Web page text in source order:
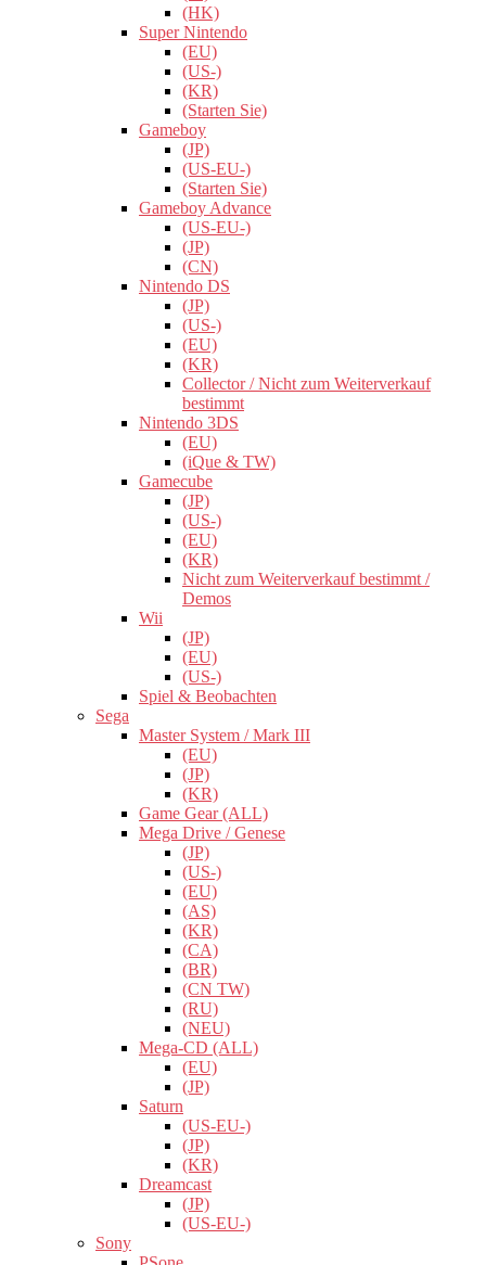
(HK)
Super Nintendo
(EU)
(US-)
(KR)
(Starten Sie)
Gameboy
(JP)
(US-EU-)
(Starten Sie)
Gameboy Advance
(US-EU-)
(JP)
(CN)
Nintendo DS
(JP)
(US-)
(EU)
(KR)
Collector / Nicht zum Weiterverkauf
bestimmt
Nintendo 3DS
(EU)
(iQue & TW)
Gamecube
(JP)
(US-)
(EU)
(KR)
Nicht zum Weiterverkauf bestimmt /
Demos
Wii
(JP)
(EU)
(US-)
Spiel & Beobachten
Sega
Master System / Mark III
(EU)
(JP)
(KR)
Game Gear (ALL)
Mega Drive / Genese
(JP)
(US-)
(EU)
(AS)
(KR)
(CA)
(BR)
(CN TW)
(RU)
(NEU)
Mega-CD (ALL)
(EU)
(JP)
Saturn
(US-EU-)
(JP)
(KR)
Dreamcast
(JP)
(US-EU-)
Sony